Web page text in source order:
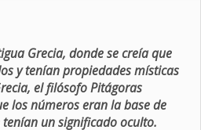
Grecia, donde se creía que
y tenían propiedades místicas
el filósofo Pitágoras
los números eran la base de
un significado oculto.